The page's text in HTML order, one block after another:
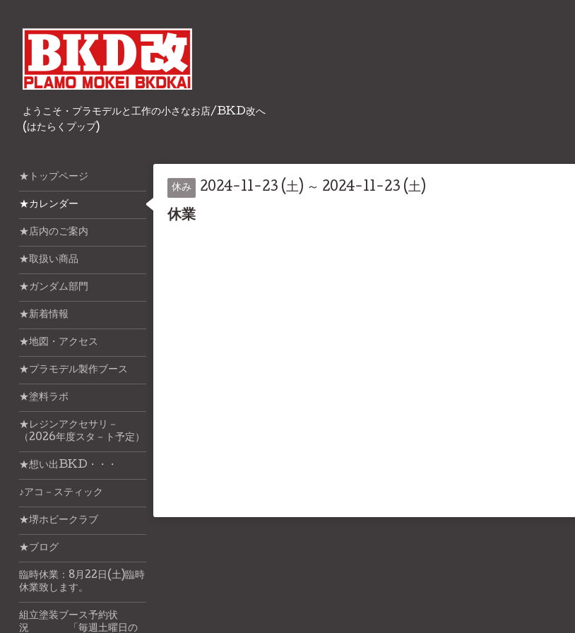
ようこそ・プラモデルと工作の小さなお店/BKD改へ
(はたらくプップ)
休み 2024-11-23 (土) ～ 2024-11-23 (土)
休業
★トップページ
★カレンダー
★店内のご案内
★取扱い商品
★ガンダム部門
★新着情報
★地図・アクセス
★プラモデル製作ブース
★塗料ラボ
★レジンアクセサリ－
（2026年度スタ－ト予定）
★想い出BKD・・・
♪アコ－スティック
★堺ホビークラブ
★ブログ
臨時休業：8月22日(土)臨時
休業致します。
組立塗装ブース予約状
況 「毎週土曜日の